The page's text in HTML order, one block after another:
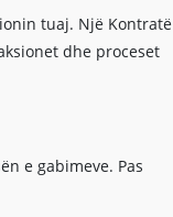
tuaj. Një Kontratë
dhe proceset
e gabimeve. Pas